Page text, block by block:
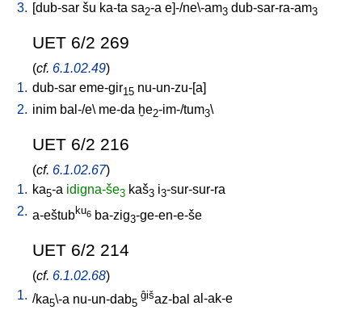
3. [dub-sar šu ka-ta sa2-a e]-/ne\-am3 dub-sar-ra-am3
UET 6/2 269
(cf. 6.1.02.49)
1. dub-sar eme-gir15 nu-un-zu-[a]
2. inim bal-/e\ me-da ḫe2-im-/tum3\
UET 6/2 216
(cf. 6.1.02.67)
1. ka5-a idigna-še3 kaš3 i3-sur-sur-ra
2. a-eštubku6 ba-zig3-ge-en-e-še
UET 6/2 214
(cf. 6.1.02.68)
1. /ka5\-a nu-un-dab5
ĝišaz-bal al-ak-e